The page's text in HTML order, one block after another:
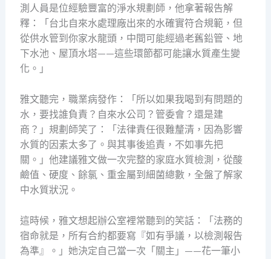
測人員是位經驗豐富的淨水規劃師，他拿著報告解
釋：「台北自來水處理廠出來的水確實符合規範，但
從供水管到你家水龍頭，中間可能經過老舊鉛管、地
下水池、屋頂水塔——這些環節都可能讓水質產生變
化。」
雅文聽完，職業病發作：「所以如果我喝到有問題的
水，要找誰負責？自來水公司？管委會？還是建
商？」規劃師笑了：「法律責任很難釐清，因為影響
水質的因素太多了。與其事後追責，不如事先把
關。」他建議雅文做一次完整的家庭水質檢測，從酸
鹼值、硬度、餘氯、重金屬到細菌總數，全盤了解家
中水質狀況。
這時候，雅文想起辦公室裡常聽到的笑話：「法務的
宿命就是，所有合約都要寫『如有爭議，以檢測報告
為準』。」她決定自己當一次「關主」——花一筆小